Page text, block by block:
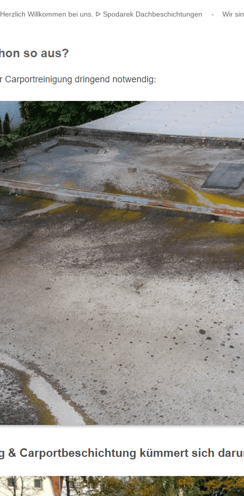
Herzlich Willkommen bei uns. ᐅ Spodarek Dachbeschichtungen - Wir